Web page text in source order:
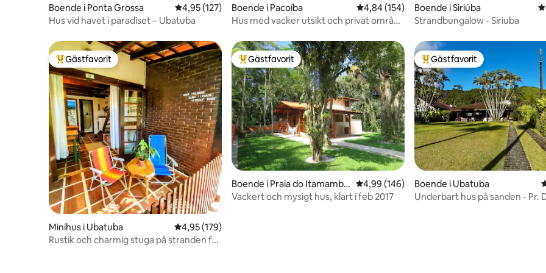
Boende i Ponta Grossa 4,95 av 5 i genomsnittligt betyg, 127 omdömen
4,95 (127)
Hus vid havet i paradiset – Ubatuba
Boende i Pacoíba 4,84 av 5 i genomsnittligt betyg, 154
4,84 (154)
Hus med vacker utsikt och privat område
Boende i Siriúba
Strandbungalow - Siriuba
Populär gästfavorit
Gästfavorit
Minihus i Ubatuba 4,95 av 5 i genomsnittligt betyg, 179 omdömen
4,95 (179)
Rustik och charmig stuga på stranden för
Populär gästfavorit
Gästfavorit
Boende i Praia do Itamambu
ca
4,99 av 5 i genomsnittligt betyg, 146
4,99 (146)
Vackert och mysigt hus, klart i feb 2017
Populär gästfavorit
Gästfavorit
Boende i Ubatuba
Underbart hus på sanden - Pr.